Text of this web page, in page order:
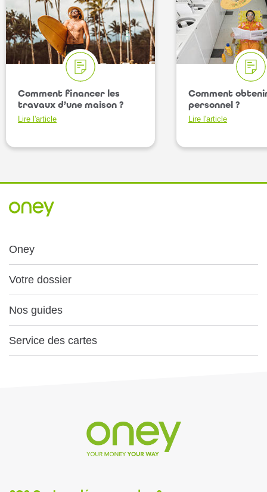
Comment financer les
travaux d’une maison ?
Lire l'article
Comment
personnel ?
Lire l'article
Oney
Votre dossier
Nos guides
Service des cartes